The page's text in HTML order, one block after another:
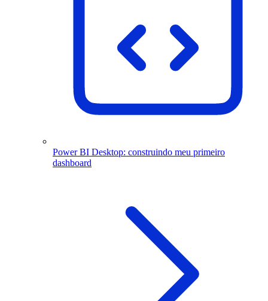
Power BI Desktop: construindo meu primeiro
dashboard